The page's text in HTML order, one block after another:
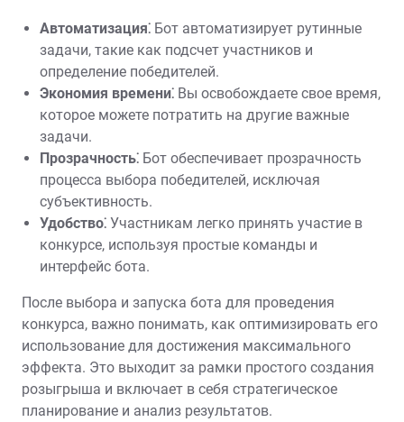
Автоматизация⁚ Бот автоматизирует рутинные
задачи, такие как подсчет участников и
определение победителей.
Экономия времени⁚ Вы освобождаете свое время,
которое можете потратить на другие важные
задачи.
Прозрачность⁚ Бот обеспечивает прозрачность
процесса выбора победителей, исключая
субъективность.
Удобство⁚ Участникам легко принять участие в
конкурсе, используя простые команды и
интерфейс бота.
После выбора и запуска бота для проведения
конкурса, важно понимать, как оптимизировать его
использование для достижения максимального
эффекта. Это выходит за рамки простого создания
розыгрыша и включает в себя стратегическое
планирование и анализ результатов.